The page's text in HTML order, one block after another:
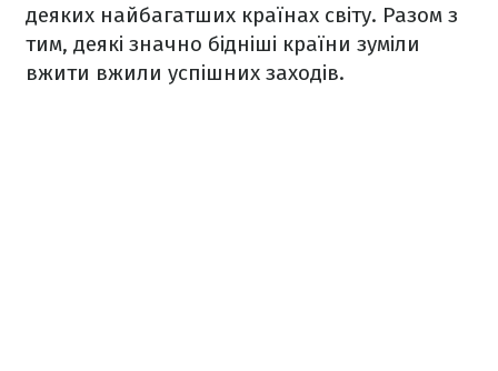
деяких найбагатших країнах світу. Разом з
тим, деякі значно бідніші країни зуміли
вжити вжили успішних заходів.